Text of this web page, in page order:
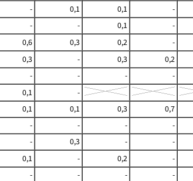
- 0,1 0,1 -
- - 0,1 -
0,6 0,3 0,2 -
0,3 - 0,3 0,2
- - - -
0,1
-
0,1 0,1 0,3 0,7
- - - -
- 0,3 - -
0,1 - 0,2 -
- - - -